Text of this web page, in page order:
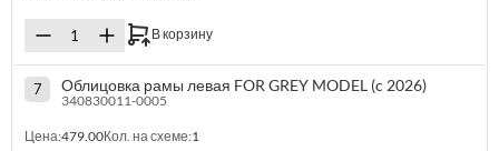
В корзину
7 Облицовка рамы левая FOR GREY MODEL (c 2026)
340830011-0005
Цена:479.00Кол. на схеме:1